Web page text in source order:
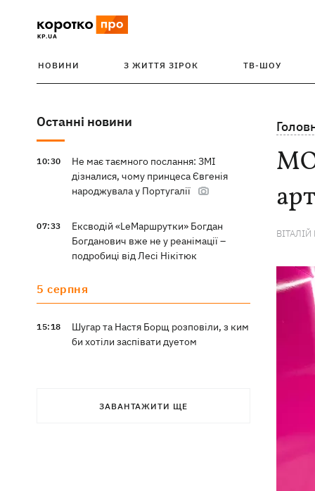
НОВИНИ З ЖИТТЯ ЗІРОК ТВ-ШОУ
Останні новини
10:30
Не має таємного послання: ЗМІ
дізналися, чому принцеса Євгенія
народжувала у Португалії
07:33
Ексводій «LeМаршрутки» Богдан
Богданович вже не у реанімації –
подробиці від Лесі Нікітюк
5 серпня
15:18
Шугар та Настя Борщ розповіли, з ким
би хотіли заспівати дуетом
ЗАВАНТАЖИТИ ЩЕ